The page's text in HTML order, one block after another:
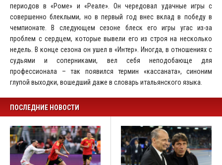
периодов в «Роме» и «Реале». Он чередовал удачные игры с
совершенно блеклыми, но в первый год внес вклад в победу в
чемпионате. В следующем сезоне блеск его игры угас из-за
проблем с сердцем, которые вывели его из строя на несколько
недель. В конце сезона он ушел в «Интер». Иногда, в отношениях с
судьями и соперниками, вел себя неподобающе для
профессионала – так появился термин «кассаната», синоним
глупой выходки, вошедший даже в словарь итальянского языка.
ПОСЛЕДНИЕ НОВОСТИ